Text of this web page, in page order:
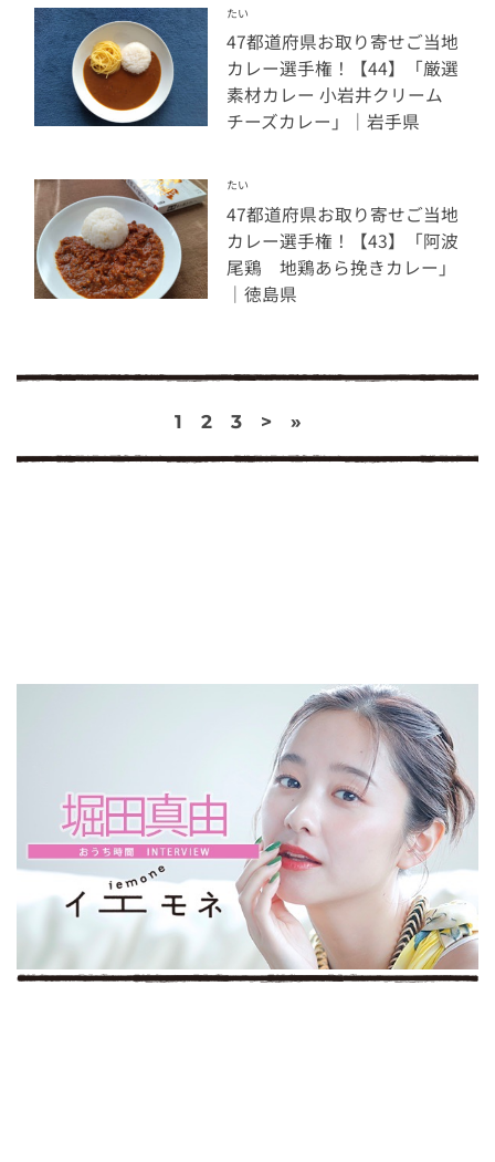
たい
47都道府県お取り寄せご当地
カレー選手権！【44】「厳選
素材カレー 小岩井クリーム
チーズカレー」｜岩手県
たい
47都道府県お取り寄せご当地
カレー選手権！【43】「阿波
尾鶏 地鶏あら挽きカレー」
｜徳島県
1 2 3 > »